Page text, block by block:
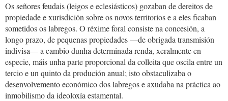
Os señores feudais (leigos e eclesiásticos) gozaban de dereitos de
propiedade e xurisdición sobre os novos territorios e a eles ficaban
sometidos os labregos. O réxime foral consiste na concesión, a
longo prazo, de pequenas propiedades —de obrigada transmisión
indivisa— a cambio dunha determinada renda, xeralmente en
especie, máis unha parte proporcional da colleita que oscila entre un
tercio e un quinto da produción anual; isto obstaculizaba o
desenvolvemento económico dos labregos e axudaba na práctica ao
inmobilismo da ideoloxía estamental.